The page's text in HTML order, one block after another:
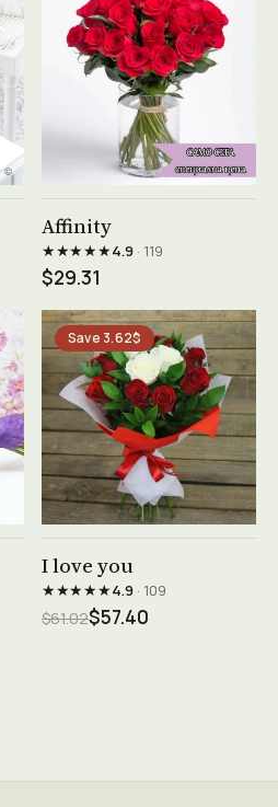
Affinity
★★★★★4.9· 119
$29.31
Save 3.62$
I love you
★★★★★4.9· 109
$61.02$57.40